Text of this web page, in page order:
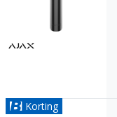
Korting